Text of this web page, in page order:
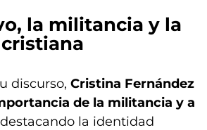
la militancia y la
discurso, Cristina Fernández
de la militancia y a
la identidad